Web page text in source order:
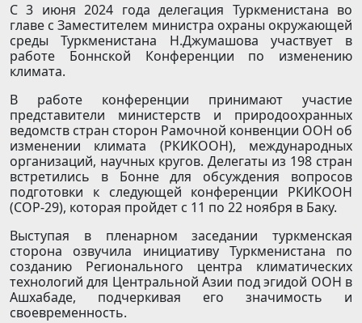
С 3 июня 2024 года делегация Туркменистана во
главе с Заместителем министра охраны окружающей
среды Туркменистана Н.Джумашова участвует в
работе Боннской Конференции по изменению
климата.
В работе конференции принимают участие
представители министерств и природоохранных
ведомств стран сторон Рамочной конвенции ООН об
изменении климата (РКИКООН), международных
организаций, научных кругов. Делегаты из 198 стран
встретились в Бонне для обсуждения вопросов
подготовки к следующей конференции РКИКООН
(COP-29), которая пройдет с 11 по 22 ноября в Баку.
Выступая в пленарном заседании туркменская
сторона озвучила инициативу Туркменистана по
созданию Регионального центра климатических
технологий для Центральной Азии под эгидой ООН в
Ашхабаде, подчеркивая его значимость и
своевременность.